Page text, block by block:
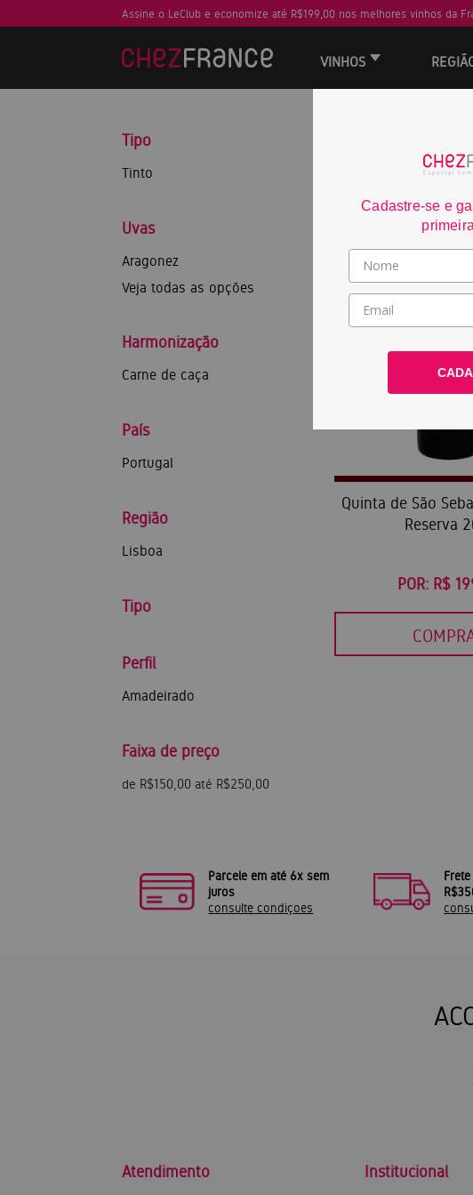
Assine o LeClub e economize até R$199,00 nos melhores vinhos da
VINHOS
Tipo
Tinto
Uvas
Aragonez
Veja todas as opções
Harmonização
Carne de caça
País
Portugal
Região
Lisboa
Tipo
Perfil
Amadeirado
Faixa de preço
de R$150,00 até R$250,00
Quinta de São
Reserva
POR: R$
Parcele em até 6x sem
juros
consulte condiçoes
Atendimento Institucional
Cadastre-se e